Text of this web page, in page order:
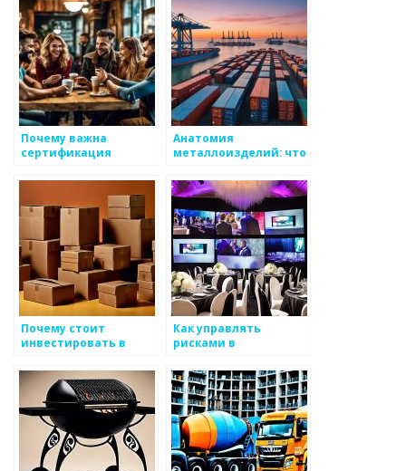
Почему важна
сертификация
Анатомия
металлоизделий: что
Почему стоит
инвестировать в
металлоизделий?
Как управлять
рисками в
металлоизделий